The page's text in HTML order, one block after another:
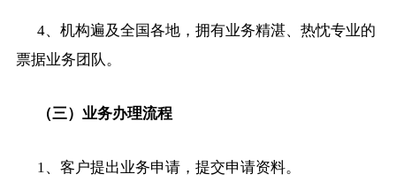
4、机构遍及全国各地，拥有业务精湛、热忱专业的
票据业务团队。
（三）业务办理流程
1、客户提出业务申请，提交申请资料。